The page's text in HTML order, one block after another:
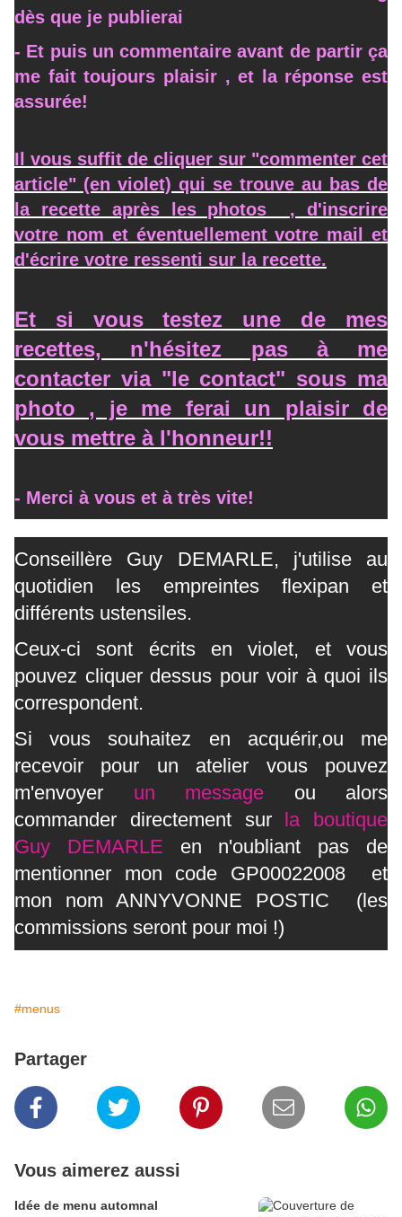
dès que je publierai
- Et puis un commentaire avant de partir ça
me fait toujours plaisir , et la réponse est
assurée!
Il vous suffit de cliquer sur "commenter cet
article" (en violet) qui se trouve au bas de
la recette après les photos , d'inscrire
votre nom et éventuellement votre mail et
d'écrire votre ressenti sur la recette.
Et si vous testez une de mes
recettes, n'hésitez pas à me
contacter via "le contact" sous ma
photo , je me ferai un plaisir de
vous mettre à l'honneur!!
- Merci à vous et à très vite!
Conseillère Guy DEMARLE, j'utilise au
quotidien les empreintes flexipan et
différents ustensiles.
Ceux-ci sont écrits en violet, et vous
pouvez cliquer dessus pour voir à quoi ils
correspondent.
Si vous souhaitez en acquérir,ou me
recevoir pour un atelier vous pouvez
m'envoyer un message ou alors
commander directement surla boutique
Guy DEMARLE en n'oubliant pas de
mentionner mon code GP00022008 et
mon nom ANNYVONNE POSTIC (les
commissions seront pour moi !)
#menus
Partager
Vous aimerez aussi
Idée de menu automnal